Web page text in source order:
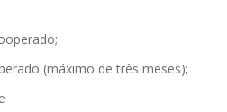
(máximo de três meses);